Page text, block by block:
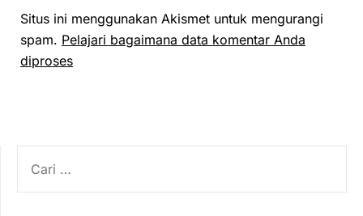
Situs ini menggunakan Akismet untuk mengurangi
spam. Pelajari bagaimana data komentar Anda
diproses
UNTUK: